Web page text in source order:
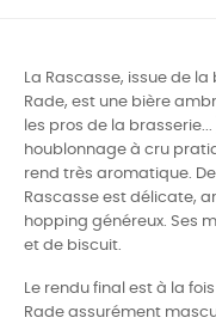
La Rascasse, issue de
Rade, est une bière
les pros de la
houblonnage à cru
rend très aromatique.
Rascasse est délicate,
hopping généreux. Ses
et de biscuit.
Le rendu final est à la
Rade assurément